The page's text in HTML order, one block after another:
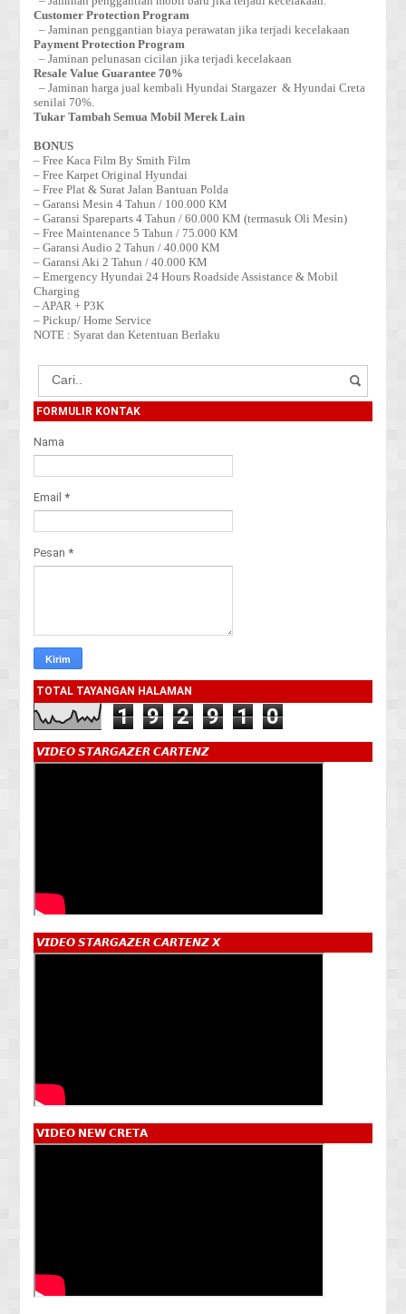
Customer Protection Program
– Jaminan penggantian biaya perawatan jika terjadi kecelakaan
Payment Protection Program
– Jaminan pelunasan cicilan jika terjadi kecelakaan
Resale Value Guarantee 70%
– Jaminan harga jual kembali Hyundai Stargazer & Hyundai Creta
senilai 70%.
Tukar Tambah Semua Mobil Merek Lain
BONUS
– Free Kaca Film By Smith Film
– Free Karpet Original Hyundai
– Free Plat & Surat Jalan Bantuan Polda
– Garansi Mesin 4 Tahun / 100.000 KM
– Garansi Spareparts 4 Tahun / 60.000 KM (termasuk Oli Mesin)
– Free Maintenance 5 Tahun / 75.000 KM
– Garansi Audio 2 Tahun / 40.000 KM
– Garansi Aki 2 Tahun / 40.000 KM
– Emergency Hyundai 24 Hours Roadside Assistance & Mobil
Charging
– APAR + P3K
– Pickup/ Home Service
NOTE : Syarat dan Ketentuan Berlaku
FORMULIR KONTAK
Nama
Email*
Pesan*
TOTAL TAYANGAN HALAMAN
1 9 2 9 1 0
𝙑𝙄𝘿𝙀𝙊 𝙎𝙏𝘼𝙍𝙂𝘼𝙕𝙀𝙍 𝘾𝘼𝙍𝙏𝙀𝙉𝙕
𝙑𝙄𝘿𝙀𝙊 𝙎𝙏𝘼𝙍𝙂𝘼𝙕𝙀𝙍 𝘾𝘼𝙍𝙏𝙀𝙉𝙕 𝙓
𝗩𝗜𝗗𝗘𝗢 𝗡𝗘𝗪 𝗖𝗥𝗘𝗧𝗔